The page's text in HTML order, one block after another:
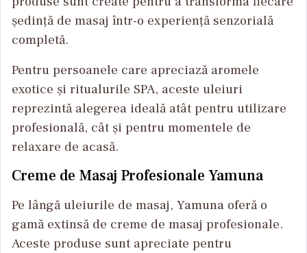
ședință de masaj într-o experiență senzorială
completă.
Pentru persoanele care apreciază aromele
exotice și ritualurile SPA, aceste uleiuri
reprezintă alegerea ideală atât pentru utilizare
profesională, cât și pentru momentele de
relaxare de acasă.
Creme de Masaj Profesionale Yamuna
Pe lângă uleiurile de masaj, Yamuna oferă o
gamă extinsă de creme de masaj profesionale.
Aceste produse sunt apreciate pentru